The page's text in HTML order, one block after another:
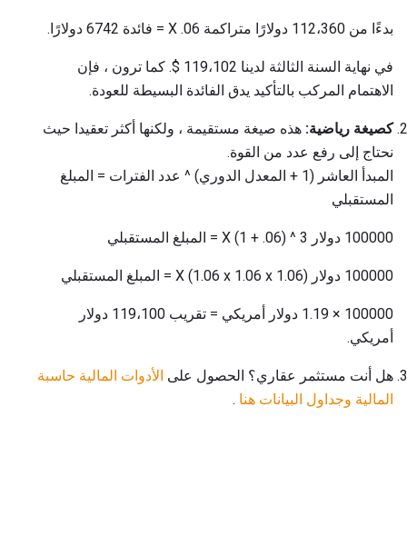
بدءًا من 112،360 دولارًا متراكمة X .06 = فائدة 6742 دولارًا.
في نهاية السنة الثالثة لدينا 119،102 $. كما ترون ، فإن
الاهتمام المركب بالتأكيد يدق الفائدة البسيطة للعودة.
كصيغة رياضية: هذه صيغة مستقيمة ، ولكنها أكثر تعقيدا حيث
نحتاج إلى رفع عدد من القوة.
المبدأ العاشر (1 + المعدل الدوري) ^ عدد الفترات = المبلغ
المستقبلي
100000 دولار X (1 + .06) ^ 3 = المبلغ المستقبلي
100000 دولار X (1.06 x 1.06 x 1.06) = المبلغ المستقبلي
100000 × 1.19 دولار أمريكي = تقريب 119،100 دولار
أمريكي.
هل أنت مستثمر عقاري؟ الحصول على الأدوات المالية حاسبة
المالية وجداول البيانات هنا .